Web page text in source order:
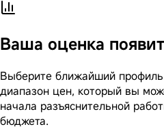
Ваша оценка
Выберите ближайший
диапазон цен, который вы
начала разъяснительной
бюджета.